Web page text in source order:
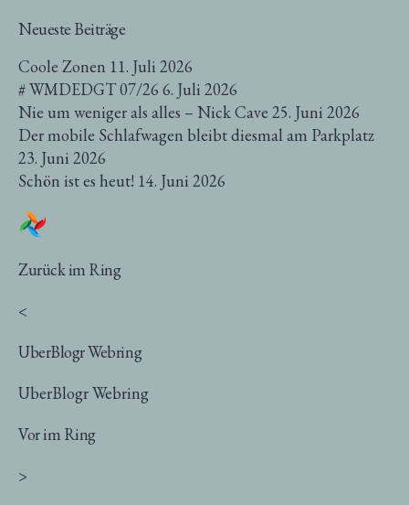
Neueste Beiträge
Coole Zonen 11. Juli 2026
# WMDEDGT 07/26 6. Juli 2026
Nie um weniger als alles – Nick Cave 25. Juni 2026
Der mobile Schlafwagen bleibt diesmal am Parkplatz
23. Juni 2026
Schön ist es heut! 14. Juni 2026
Zurück im Ring
<
UberBlogr Webring
UberBlogr Webring
Vor im Ring
>